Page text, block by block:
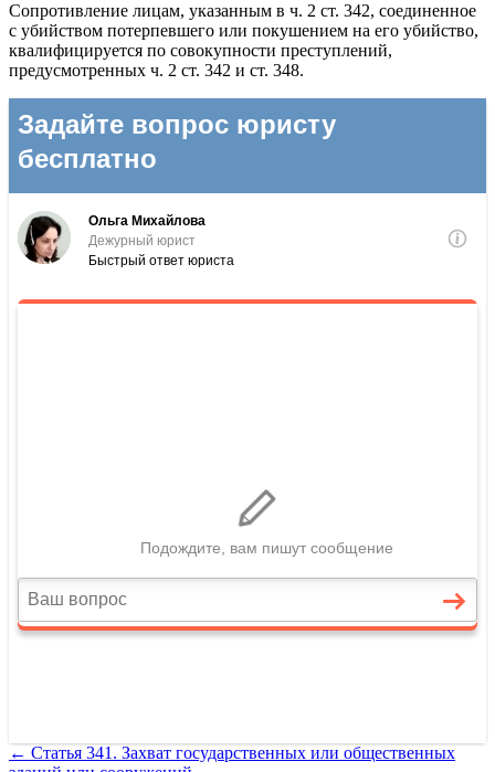
Сопротивление лицам, указанным в ч. 2 ст. 342, соединенное
с убийством потерпевшего или покушением на его убийство,
квалифицируется по совокупности преступлений,
предусмотренных ч. 2 ст. 342 и ст. 348.
← Статья 341. Захват государственных или общественных